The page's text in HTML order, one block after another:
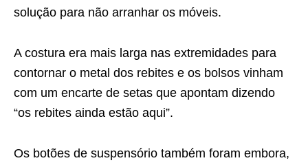
solução para não arranhar os móveis.
A costura era mais larga nas extremidades para
contornar o metal dos rebites e os bolsos vinham
com um encarte de setas que apontam dizendo
“os rebites ainda estão aqui”.
Os botões de suspensório também foram embora,